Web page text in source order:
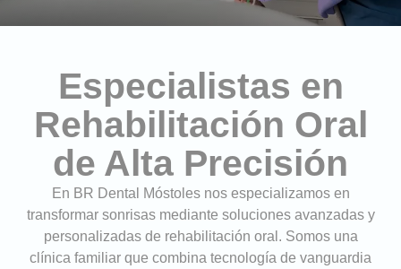
Especialistas en
Rehabilitación Oral
de Alta Precisión
En BR Dental Móstoles nos especializamos en
transformar sonrisas mediante soluciones avanzadas y
personalizadas de rehabilitación oral. Somos una
clínica familiar que combina tecnología de vanguardia